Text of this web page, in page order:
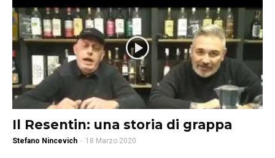
Il Resentin: una storia di grappa
Stefano Nincevich - 18 Marzo 2020